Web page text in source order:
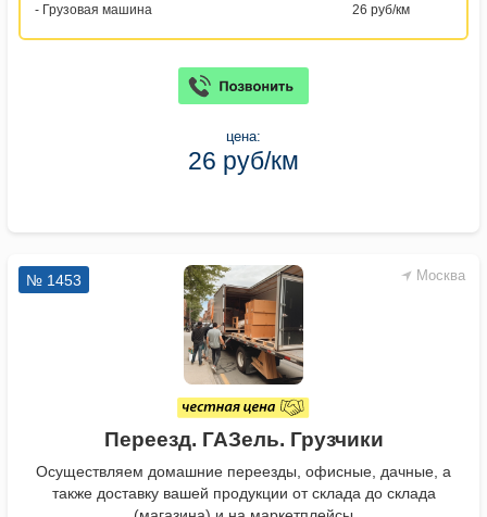
- Грузовая машина 26 руб/км
цена:
26 руб/км
Москва
№ 1453
Переезд. ГАЗель. Грузчики
Осуществляем домашние переезды, офисные, дачные, а
также доставку вашей продукции от склада до склада